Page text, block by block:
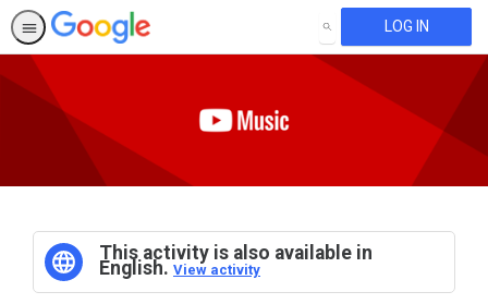
SEARCH LOG IN
This activity is also available in
English. View activity